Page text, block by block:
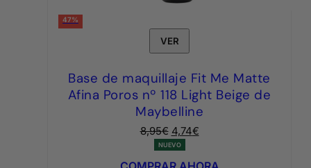
47%
VER
Base de maquillaje Fit Me Matte
Afina Poros nº 118 Light Beige de
Maybelline
8,95€ El
precio
original
4,74€El
actual
NUEVO